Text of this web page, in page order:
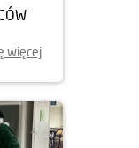
więcej